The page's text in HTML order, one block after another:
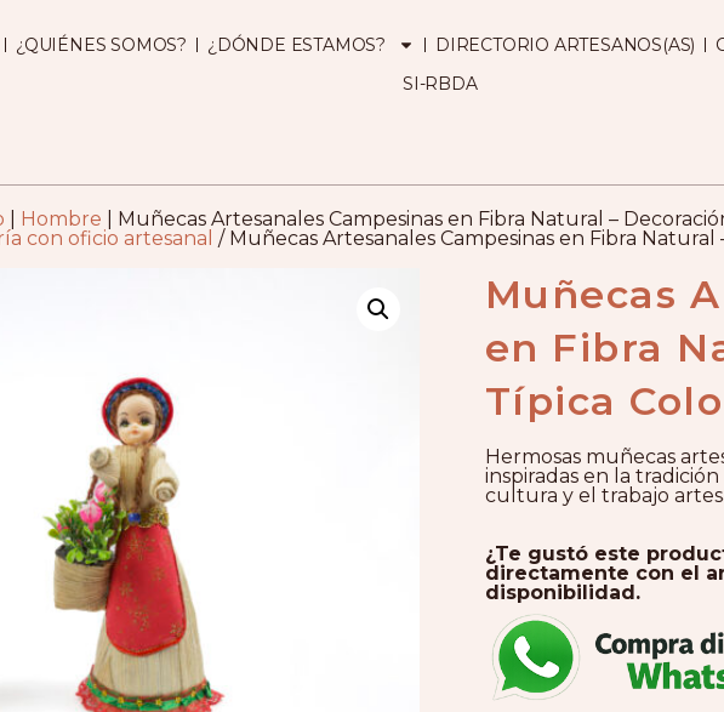
¿QUIÉNES SOMOS? ¿DÓNDE ESTAMOS? DIRECTORIO ARTESANOS(AS)
SI-RBDA
Hombre
Muñecas Artesanales Campesinas en Fibra Natural –
con oficio artesanal / Muñecas Artesanales Campesinas en Fibra
Muñecas
en Fibra
Típica
Hermosas muñecas
inspiradas en la
cultura y el trabajo
¿Te gustó este
directamente con el
disponibilidad.